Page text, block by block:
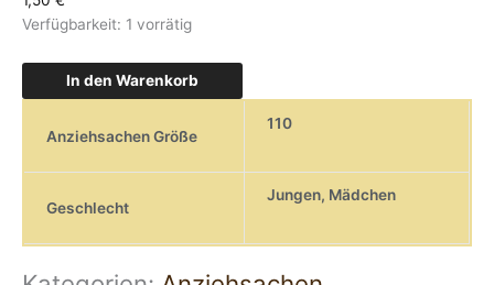
Verfügbarkeit: 1 vorrätig
In den Warenkorb
Anziehsachen Größe
110
Geschlecht
Jungen, Mädchen